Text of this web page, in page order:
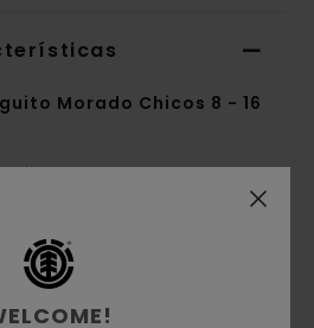
Morado Chicos 8 - 16
Código de colorpsn0
Mainline